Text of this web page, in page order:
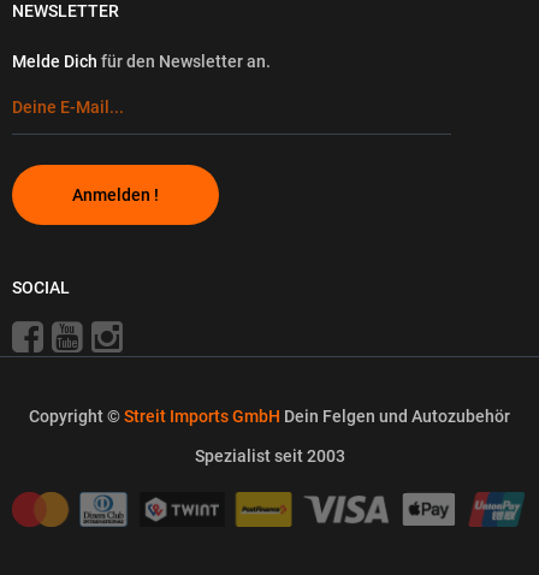
NEWSLETTER
Melde Dich für den Newsletter an.
Anmelden !
SOCIAL
Copyright ©Streit Imports GmbH Dein Felgen und Autozubehör
Spezialist seit 2003